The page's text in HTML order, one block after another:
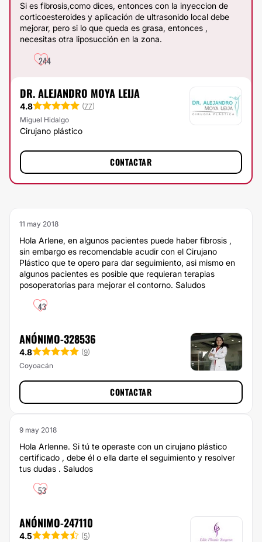
Si es fibrosis,como dices, entonces con la inyeccion de
corticoesteroides y aplicación de ultrasonido local debe
mejorar, pero si lo que queda es grasa, entonces ,
necesitas otra liposucción en la zona.
244
DR. ALEJANDRO MOYA LEIJA
4.8 (77)
Miguel Hidalgo
Cirujano plástico
CONTACTAR
11 may 2018
Hola Arlene, en algunos pacientes puede haber fibrosis ,
sin embargo es recomendable acudir con el Cirujano
Plástico que te opero para dar seguimiento, asi mismo en
algunos pacientes es posible que requieran terapias
posoperatorias para mejorar el contorno. Saludos
43
ANÓNIMO-328536
4.8 (9)
Coyoacán
CONTACTAR
9 may 2018
Hola Arlenne. Si tú te operaste con un cirujano plástico
certificado , debe él o ella darte el seguimiento y resolver
tus dudas . Saludos
53
ANÓNIMO-247110
4.5 (5)